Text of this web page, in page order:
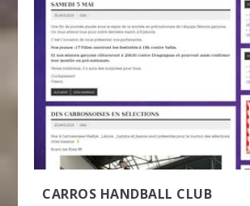
CARROS HANDBALL CLUB